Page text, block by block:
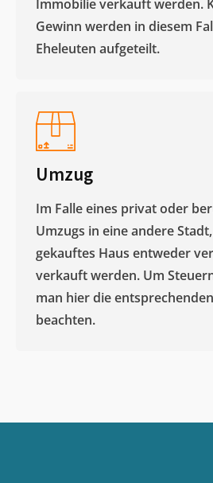
Immobilie verkauft werden.
Gewinn werden in diesem
Eheleuten aufgeteilt.​
Umzug
Im Falle eines privat oder
Umzugs in eine andere
gekauftes Haus entweder
verkauft werden. Um
man hier die
beachten.